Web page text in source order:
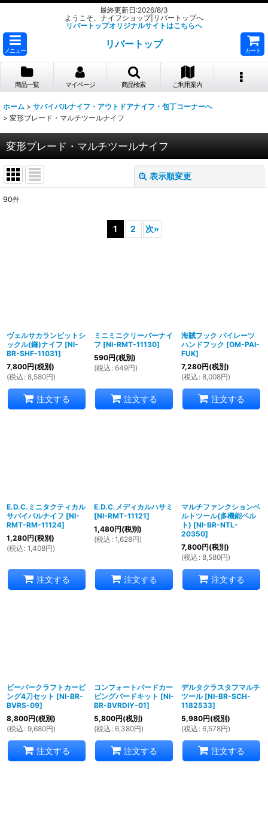
最終更新日:2026/8/3
ようこそ、ナイフショップ|リバートップへ
リバートップオリジナルサイトはこちらへ
メニュー
リバートップ
カート
商品一覧 マイページ 商品検索 ご利用案内
ホーム > サバイバルナイフ・アウトドアナイフ・包丁コーナーへ
> 変形ブレード・マルチツールナイフ
変形ブレード・マルチツールナイフ
表示順変更
90件
1 2 次»
ヴェルサカランビットシ
ックル(鎌)ナイフ [NI-
BR-SHF-11031]
7,800円(税別)
(税込 : 8,580円)
注文する
ミニミニクリーバーナイ
フ [NI-RMT-11130]
590円(税別)
(税込 : 649円)
注文する
海賊フック パイレーツ
ハンドフック [OM-PAI-
FUK]
7,280円(税別)
(税込 : 8,008円)
注文する
E.D.C.ミニタクティカル
サバイバルナイフ [NI-
RMT-RM-11124]
1,280円(税別)
(税込 : 1,408円)
注文する
E.D.C.メディカルハサミ
[NI-RMT-11121]
1,480円(税別)
(税込 : 1,628円)
注文する
マルチファンクションベ
ルトツール(多機能ベル
ト) [NI-BR-NTL-
20350]
7,800円(税別)
(税込 : 8,580円)
注文する
ビーバークラフトカービ
ング4刀セット [NI-BR-
BVRS-09]
8,800円(税別)
(税込 : 9,680円)
注文する
コンフォートバードカー
ビングバードキット [NI-
BR-BVRDIY-01]
5,800円(税別)
(税込 : 6,380円)
注文する
デルタクラスタフマルチ
ツール [NI-BR-SCH-
1182533]
5,980円(税別)
(税込 : 6,578円)
注文する